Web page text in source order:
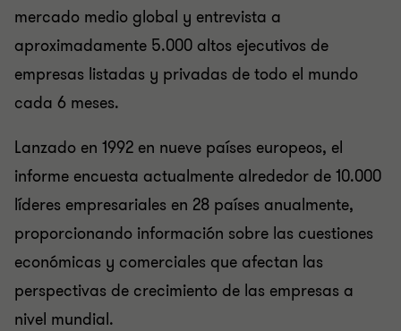
mercado medio global y entrevista a
aproximadamente 5.000 altos ejecutivos de
empresas listadas y privadas de todo el mundo
cada 6 meses.
Lanzado en 1992 en nueve países europeos, el
informe encuesta actualmente alrededor de 10.000
líderes empresariales en 28 países anualmente,
proporcionando información sobre las cuestiones
económicas y comerciales que afectan las
perspectivas de crecimiento de las empresas a
nivel mundial.